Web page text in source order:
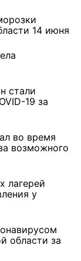
14 июня
стали
19 за
во время
возможного
лагерей
у
области за